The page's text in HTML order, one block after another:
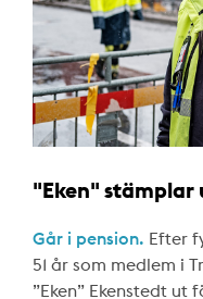
"Eken" stämplar
Går i pension. Efter
51 år som medlem i
”Eken” Ekenstedt ut